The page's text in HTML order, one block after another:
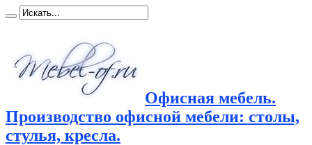
Офисная мебель.
Производство офисной мебели: столы,
стулья, кресла.